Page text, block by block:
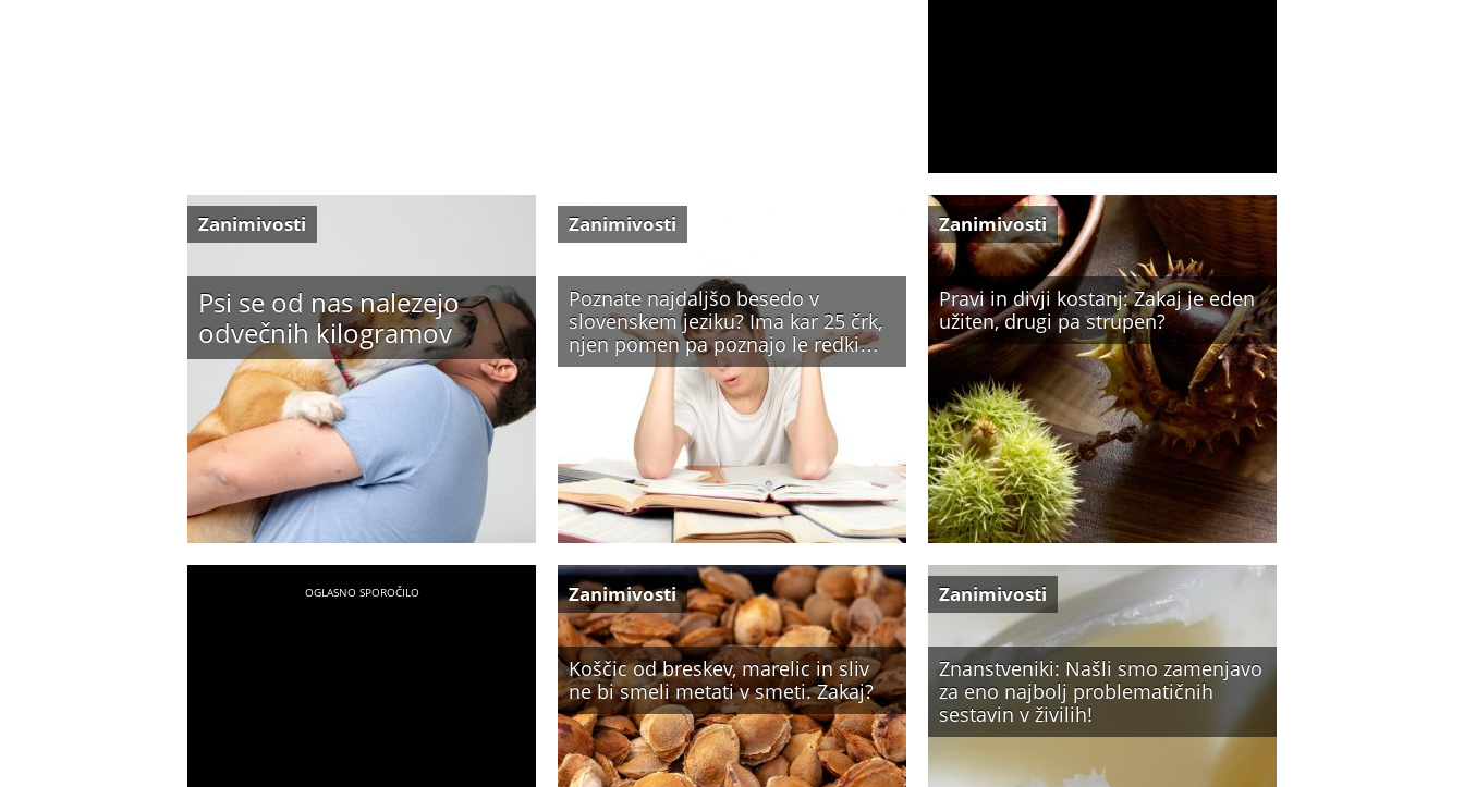
Psi se od nas nalezejo
odvečnih kilogramov
Zanimivosti
Poznate najdaljšo besedo v
slovenskem jeziku? Ima kar 25 črk,
njen pomen pa poznajo le redki…
Zanimivosti
Pravi in divji kostanj: Zakaj je eden
užiten, drugi pa strupen?
Zanimivosti
Koščic od breskev, marelic in sliv
ne bi smeli metati v smeti. Zakaj?
Zanimivosti
Znanstveniki: Našli smo zamenjavo
za eno najbolj problematičnih
sestavin v živilih!
Zanimivosti